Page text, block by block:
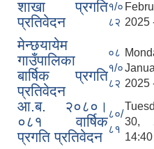
शाखा प्रगति
प्रतिवेदन
१/०
८२ 2025
मेन्छयायेम
गाउँपालिका
बार्षिक प्रगति
प्रतिवेदन
०८
१/०
८२ 2025
आ.ब. २०८०।
०८१ वार्षिक
प्रगति प्रतिवेदन
८०/
८१
30,
14:40